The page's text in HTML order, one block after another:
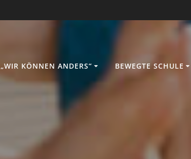
„WIR KÖNNEN ANDERS“ BEWEGTE SCHULE